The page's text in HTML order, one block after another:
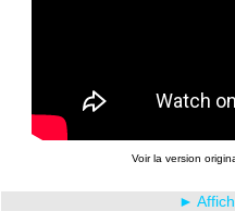
Voir la version
►